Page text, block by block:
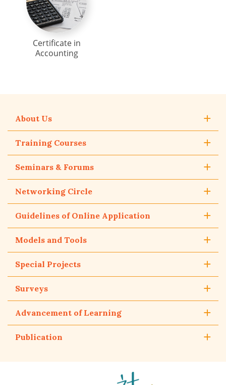
Certificate in
Accounting
About Us
Training Courses
Seminars & Forums
Networking Circle
Guidelines of Online Application
Models and Tools
Special Projects
Surveys
Advancement of Learning
Publication